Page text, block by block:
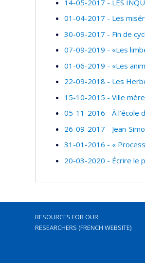
14-05-2017 - LES
01-04-2017 - Les
30-09-2017 - Fin de
07-09-2019 - «Les
01-06-2019 - «Les
22-09-2018 - Les
15-10-2015 - Ville mère
05-11-2016 - À l’école
26-09-2017 - Jean-
31-01-2016 - «
20-03-2020 - Écrire le
RESOURCES FOR OUR
RESEARCHERS (FRENCH WEBSITE)